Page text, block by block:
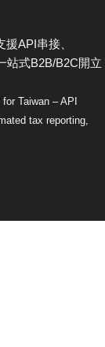
API串接、
站式B2B/B2C開立
Taiwan – API
tax reporting,